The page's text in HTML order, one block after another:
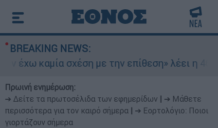
BREAKING NEWS:
καμία σχέση με την επίθεση» λέει η
Πρωινή ενημέρωση:
➔ Δείτε τα πρωτοσέλιδα των εφημερίδων
➔ Μάθετε
περισσότερα για τον καιρό σήμερα
➔ Εορτολόγιο: Ποιοι
γιορτάζουν σήμερα